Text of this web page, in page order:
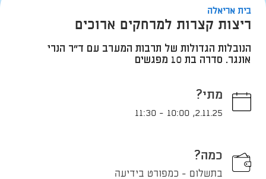
בית אריאלה
ריצות קצרות למרחקים ארוכים
הנובלות הגדולות של תרבות המערב עם ד"ר הנרי
אונגר. סדרה בת 10 מפגשים
מתי?
2.11.25
,
10:00
-
11:30
כמה?
בתשלום - כמפורט בידיעה